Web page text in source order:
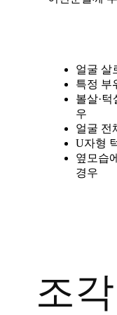
얼굴 살
특정 부
볼살·
우
얼굴 전
U자형
옆모습
경우
조